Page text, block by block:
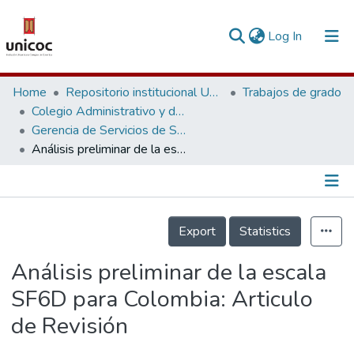
Log In (current)
Communities & Collections
Research Outputs
Fundings & Projects
Home Repositorio institucional Unicoc, RI-unicoc
Trabajos de grado
Colegio Administrativo y de Ciencias Económicas
Gerencia de Servicios de Salud
Análisis preliminar de la escala SF6D para Colombia: Articulo de Revisión
Información de la Publicación
Export
Statistics
Análisis preliminar de la escala
SF6D para Colombia: Articulo
de Revisión